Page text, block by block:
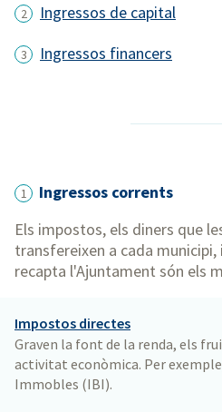
Ingressos de capital
Ingressos financers
1
Ingressos corrents
Els impostos, els diners que
transfereixen a cada
recapta l'Ajuntament són els
Impostos directes
Graven la font de la renda, els
activitat econòmica. Per
Immobles (IBI).